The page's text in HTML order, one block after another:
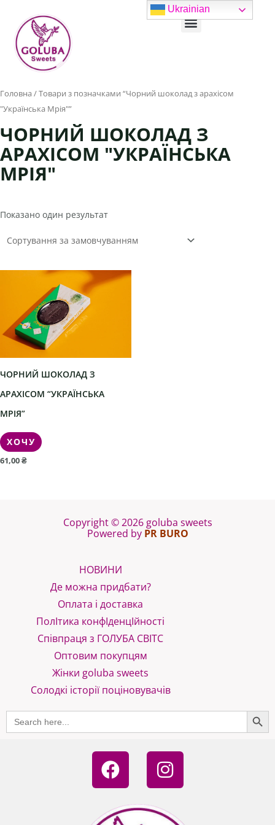
вмісту
Menu
Головна / Товари з позначками “Чорний шоколад з арахісом
"Українська Мрія"”
ЧОРНИЙ ШОКОЛАД З
АРАХІСОМ "УКРАЇНСЬКА
МРІЯ"
Показано один результат
ЧОРНИЙ ШОКОЛАД З
АРАХІСОМ “УКРАЇНСЬКА
МРІЯ”
ХОЧУ
61,00₴
Copyright © 2026 goluba sweets
Powered by PR BURO
НОВИНИ
Де можна придбати?
Оплата і доставка
ПолІтика конфІденцІйності
Співпраця з ГОЛУБА СВІТС
Оптовим покупцям
Жінки goluba sweets
Солодкі історії поціновувачів
Search
for:
SEARCH
F
a
c
e
I
n
s
t
Ukrainian